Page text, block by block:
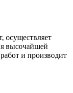
осуществляет
высочайшей
и производит